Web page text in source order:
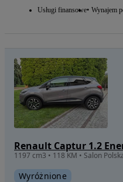
Usługi finansowe Wynajem
Renault Captur 1.2
1197 cm3 • 118 KM • Salon
Wyróżnione